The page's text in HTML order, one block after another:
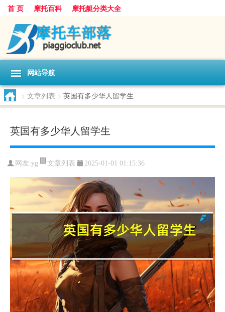
首 页 摩托百科 摩托艇分类大全
网站导航
> 文章列表 > 英国有多少华人留学生
英国有多少华人留学生
网友:yg 文章列表 2025-01-01 01:15:36